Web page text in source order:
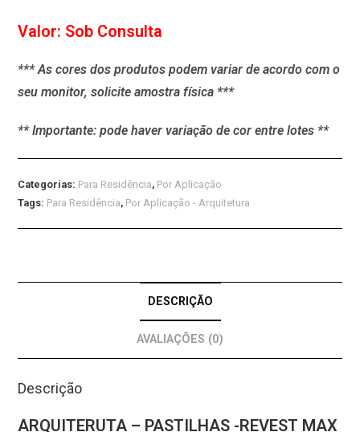
Valor: Sob Consulta
*** As cores dos produtos podem variar de acordo com o
seu monitor, solicite amostra física ***
** Importante: pode haver variação de cor entre lotes **
Categorias: Para Residência, Por Aplicação
Tags: Para Residência, Por Aplicação - Arquitetura
DESCRIÇÃO
AVALIAÇÕES (0)
Descrição
ARQUITERUTA – PASTILHAS -REVEST MAX